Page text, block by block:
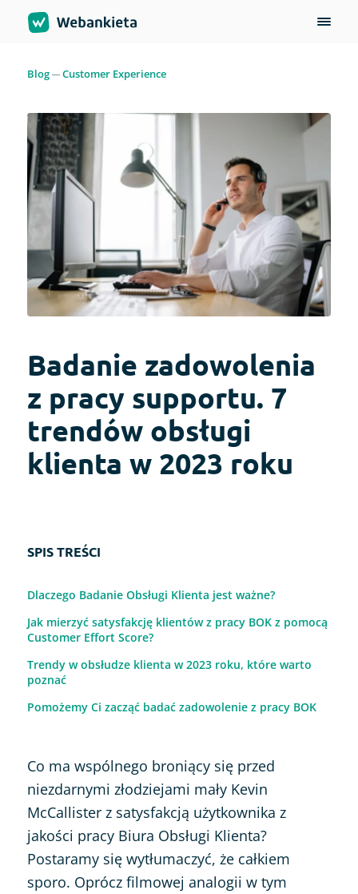
Blog Customer Experience
Badanie zadowolenia
z pracy supportu. 7
trendów obsługi
klienta w 2023 roku
SPIS TREŚCI
Dlaczego Badanie Obsługi Klienta jest ważne?
Jak mierzyć satysfakcję klientów z pracy BOK z pomocą
Customer Effort Score?
Trendy w obsłudze klienta w 2023 roku, które warto
poznać
Pomożemy Ci zacząć badać zadowolenie z pracy BOK
Co ma wspólnego broniący się przed
niezdarnymi złodziejami mały Kevin
McCallister z satysfakcją użytkownika z
jakości pracy Biura Obsługi Klienta?
Postaramy się wytłumaczyć, że całkiem
sporo. Oprócz filmowej analogii w tym